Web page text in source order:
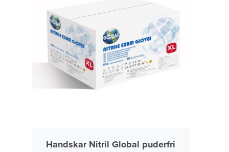
Handskar Nitril Global puderfri